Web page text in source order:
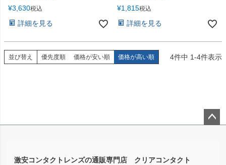
¥3,630税込
詳細を見る
¥1,815税込
詳細を見る
並び替え 優先度順 価格が安い順 価格が高い順 4件中 1-4件表示
激安コンタクトレンズの通販専門店 クリアコンタクト